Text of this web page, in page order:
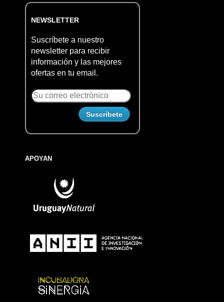
NEWSLETTER
Suscríbete a nuestro
newsletter para recibir
información y las mejores
ofertas en tu email.
APOYAN